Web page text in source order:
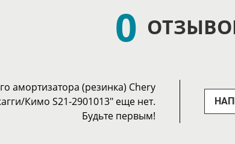
0
амортизатора (резинка) Chery
Кимо S21-2901013" еще нет.
Будьте первым!